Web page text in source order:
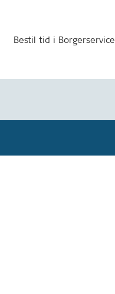
Bestil tid i Borgerservice